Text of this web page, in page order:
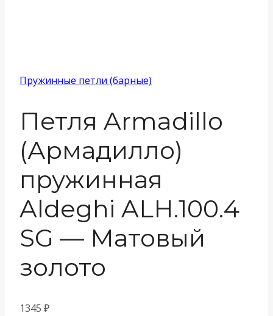
Пружинные петли (барные)
Петля Armadillo
(Армадилло)
пружинная
Aldeghi ALH.100.4
SG — Матовый
золото
1345 ₽